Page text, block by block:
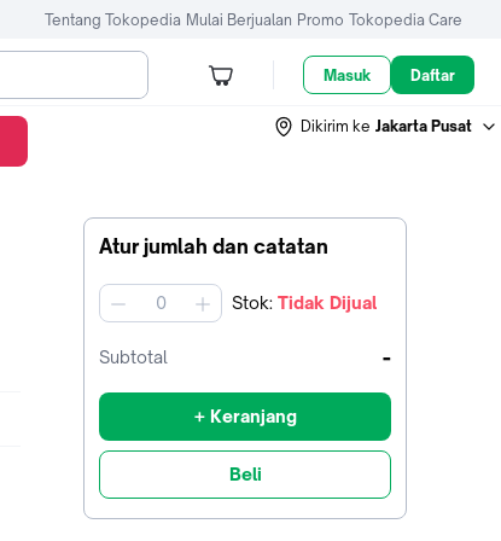
Tentang Tokopedia Mulai Berjualan Promo Tokopedia Care
Masuk Daftar
Dikirim ke Jakarta Pusat
Atur jumlah dan catatan
jumlah Stok: Tidak Dijual
Subtotal -
+ Keranjang
Beli